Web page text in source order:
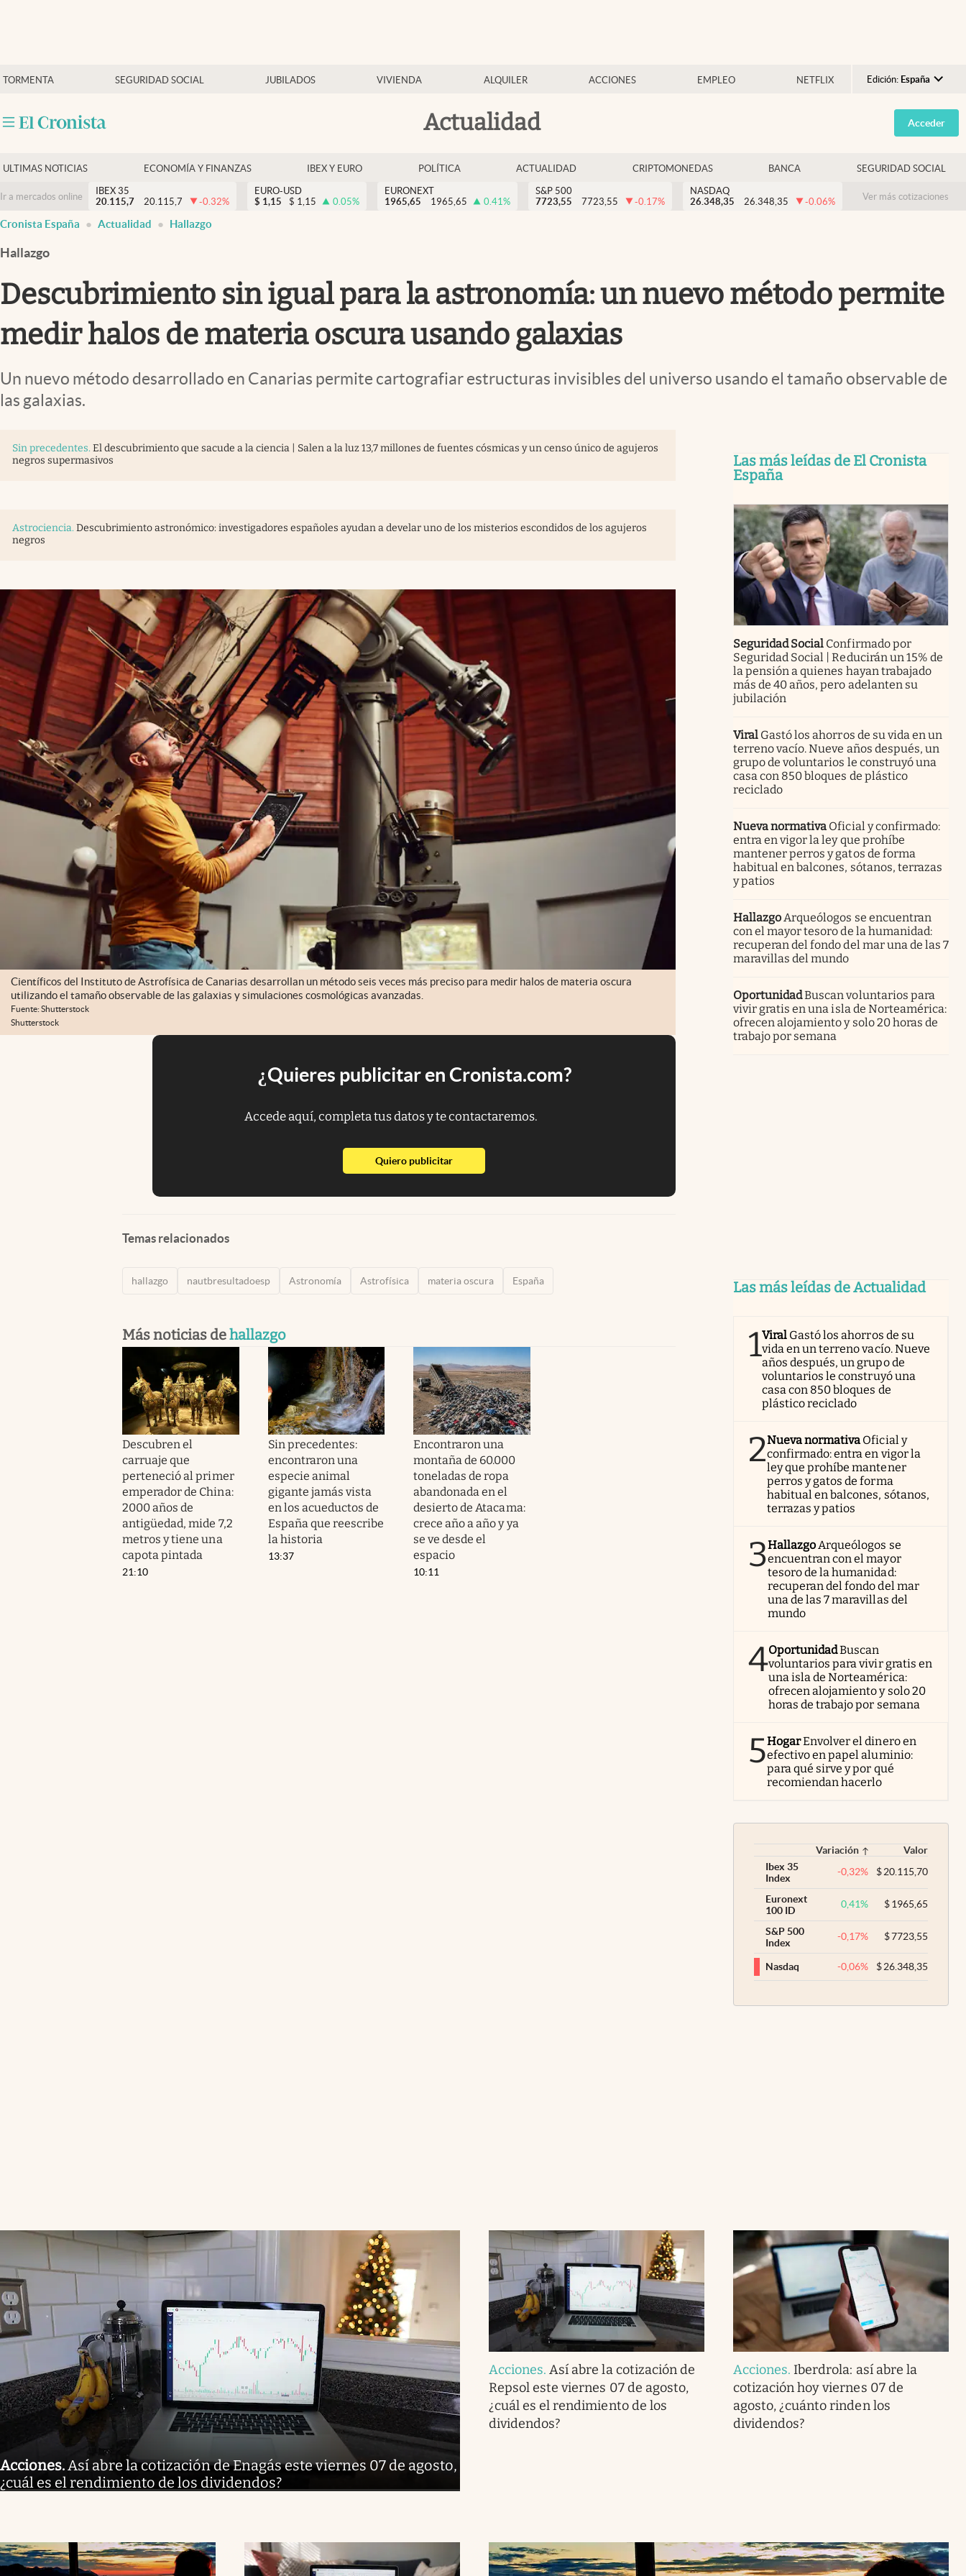
TORMENTA SEGURIDAD SOCIAL JUBILADOS VIVIENDA ALQUILER ACCIONES EMPLEO NETFLIX Edición: España
Argentina
España
USA
Colombia
Actualidad
Economía y finanzas
Criptomonedas
Acceder
ULTIMAS NOTICIAS ECONOMÍA Y FINANZAS IBEX Y EURO POLÍTICA ACTUALIDAD CRIPTOMONEDAS BANCA SEGURIDAD SOCIAL
Ir a mercados online
IBEX 35
20.115,7
20.115,7 -0.32%
EURO-USD
$ 1,15 $ 1,15 0.05%
EURONEXT
1965,65
1965,65 0.41%
S&P 500
7723,55
7723,55 -0.17%
NASDAQ
26.348,35
26.348,35 -0.06% Ver más cotizaciones
Cronista España Actualidad Hallazgo
Hallazgo
Descubrimiento sin igual para la astronomía: un nuevo método permite
medir halos de materia oscura usando galaxias
Un nuevo método desarrollado en Canarias permite cartografiar estructuras invisibles del universo usando el tamaño observable de
las galaxias.
Sin precedentes. El descubrimiento que sacude a la ciencia | Salen a la luz 13,7 millones de fuentes cósmicas y un censo único de agujeros
negros supermasivos
Astrociencia. Descubrimiento astronómico: investigadores españoles ayudan a develar uno de los misterios escondidos de los agujeros
negros
Científicos del Instituto de Astrofísica de Canarias desarrollan un método seis veces más preciso para medir halos de materia oscura
utilizando el tamaño observable de las galaxias y simulaciones cosmológicas avanzadas.
Fuente: Shutterstock
Shutterstock
¿Quieres publicitar en Cronista.com?
Accede aquí, completa tus datos y te contactaremos.
Quiero publicitarabre en nueva pestaña
Temas relacionados
hallazgo nautbresultadoesp Astronomía Astrofísica materia oscura España
Más noticias dehallazgo
Descubren el
carruaje que
perteneció al primer
emperador de China:
2000 años de
antigüedad, mide 7,2
metros y tiene una
capota pintada
21:10
Sin precedentes:
encontraron una
especie animal
gigante jamás vista
en los acueductos de
España que reescribe
la historia
13:37
Encontraron una
montaña de 60.000
toneladas de ropa
abandonada en el
desierto de Atacama:
crece año a año y ya
se ve desde el
espacio
10:11
Las más leídas de El Cronista
España
Seguridad Social Confirmado por
Seguridad Social | Reducirán un 15% de
la pensión a quienes hayan trabajado
más de 40 años, pero adelanten su
jubilación
Viral Gastó los ahorros de su vida en un
terreno vacío. Nueve años después, un
grupo de voluntarios le construyó una
casa con 850 bloques de plástico
reciclado
Nueva normativa Oficial y confirmado:
entra en vigor la ley que prohíbe
mantener perros y gatos de forma
habitual en balcones, sótanos, terrazas
y patios
HallazgoArqueólogos se encuentran
con el mayor tesoro de la humanidad:
recuperan del fondo del mar una de las 7
maravillas del mundo
OportunidadBuscan voluntarios para
vivir gratis en una isla de Norteamérica:
ofrecen alojamiento y solo 20 horas de
trabajo por semana
Las más leídas de Actualidad
1Viral Gastó los ahorros de su
vida en un terreno vacío. Nueve
años después, un grupo de
voluntarios le construyó una
casa con 850 bloques de
plástico reciclado
2Nueva normativa Oficial y
confirmado: entra en vigor la
ley que prohíbe mantener
perros y gatos de forma
habitual en balcones, sótanos,
terrazas y patios
3HallazgoArqueólogos se
encuentran con el mayor
tesoro de la humanidad:
recuperan del fondo del mar
una de las 7 maravillas del
mundo
4OportunidadBuscan
voluntarios para vivir gratis en
una isla de Norteamérica:
ofrecen alojamiento y solo 20
horas de trabajo por semana
5HogarEnvolver el dinero en
efectivo en papel aluminio:
para qué sirve y por qué
recomiendan hacerlo
Variación
Valor
Ibex 35
Index
-0,32% $20.115,70
Euronext
100 ID
0,41% $1965,65
S&P 500
Index
-0,17% $7723,55
Nasdaq -0,06% $26.348,35
Acciones.Así abre la cotización de Enagás este viernes 07 de agosto,
¿cuál es el rendimiento de los dividendos?
Acciones.Así abre la cotización de
Repsol este viernes 07 de agosto,
¿cuál es el rendimiento de los
dividendos?
Acciones. Iberdrola: así abre la
cotización hoy viernes 07 de
agosto, ¿cuánto rinden los
dividendos?